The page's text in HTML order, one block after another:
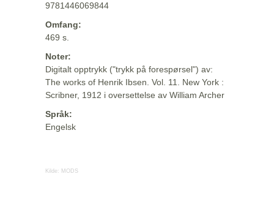
9781446069844
Omfang:
469 s.
Noter:
Digitalt opptrykk ("trykk på forespørsel") av:
The works of Henrik Ibsen. Vol. 11. New York :
Scribner, 1912 i oversettelse av William Archer
Språk:
Engelsk
Kilde: MODS